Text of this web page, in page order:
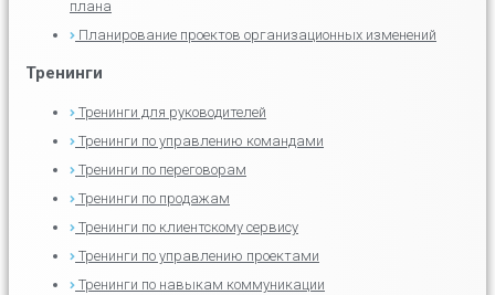
плана
Планирование проектов организационных изменений
Тренинги
Тренинги для руководителей
Тренинги по управлению командами
Тренинги по переговорам
Тренинги по продажам
Тренинги по клиентскому сервису
Тренинги по управлению проектами
Тренинги по навыкам коммуникации